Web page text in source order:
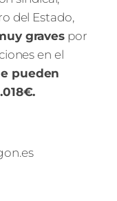
del Estado,
graves por
en el
pueden